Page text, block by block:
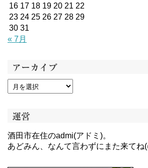
16 17 18 19 20 21 22
23 24 25 26 27 28 29
30 31
« 7月
アーカイブ
運営
酒田市在住のadmi(アドミ)。
あどみん、なんて言わずにまた来てね